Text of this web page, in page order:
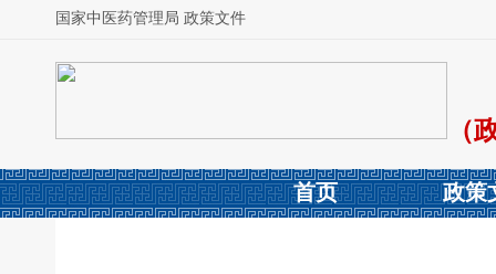
国家中医药管理局 政策文件
（
首页 政策